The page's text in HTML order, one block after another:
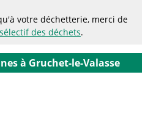
votre déchetterie, merci de
des déchets.
à Gruchet-le-Valasse